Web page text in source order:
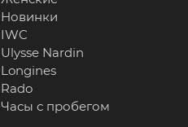
Новинки
IWC
Ulysse Nardin
Longines
Rado
Часы с пробегом